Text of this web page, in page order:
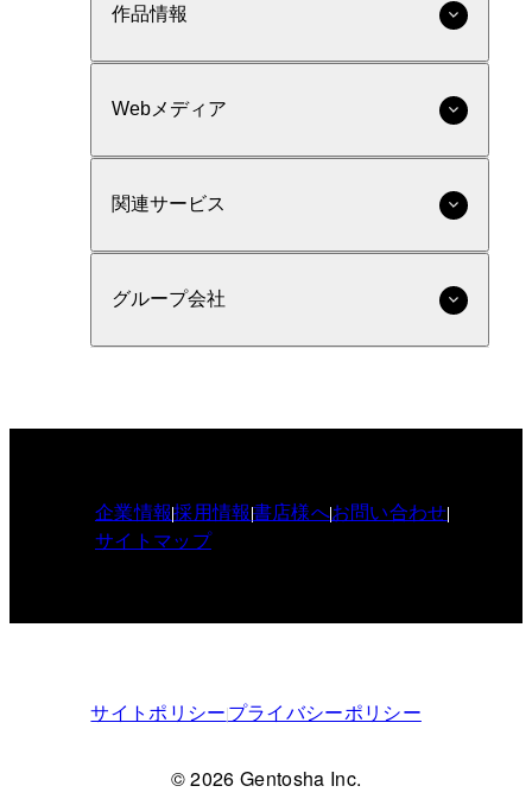
作品情報
Webメディア
関連サービス
グループ会社
企業情報採用情報書店様へお問い合わせ
サイトマップ
サイトポリシープライバシーポリシー
© 2026 Gentosha Inc.